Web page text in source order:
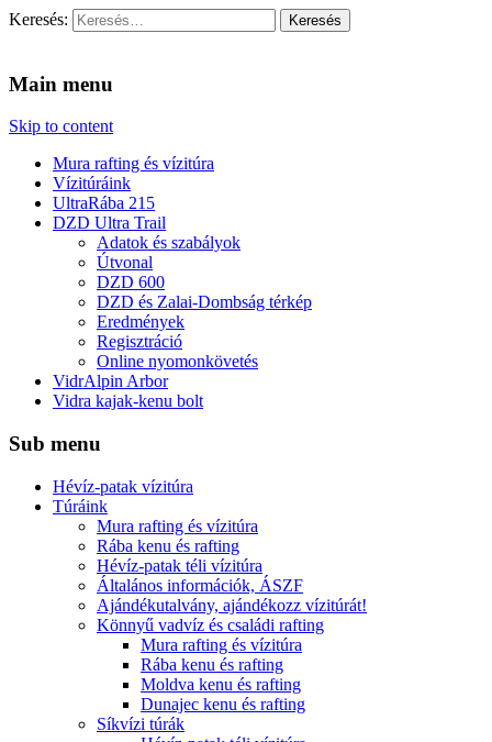
Keresés:
Main menu
Skip to content
Mura rafting és vízitúra
Vízitúráink
UltraRába 215
DZD Ultra Trail
Adatok és szabályok
Útvonal
DZD 600
DZD és Zalai-Dombság térkép
Eredmények
Regisztráció
Online nyomonkövetés
VidrAlpin Arbor
Vidra kajak-kenu bolt
Sub menu
Hévíz-patak vízitúra
Túráink
Mura rafting és vízitúra
Rába kenu és rafting
Hévíz-patak téli vízitúra
Általános információk, ÁSZF
Ajándékutalvány, ajándékozz vízitúrát!
Könnyű vadvíz és családi rafting
Mura rafting és vízitúra
Rába kenu és rafting
Moldva kenu és rafting
Dunajec kenu és rafting
Síkvízi túrák